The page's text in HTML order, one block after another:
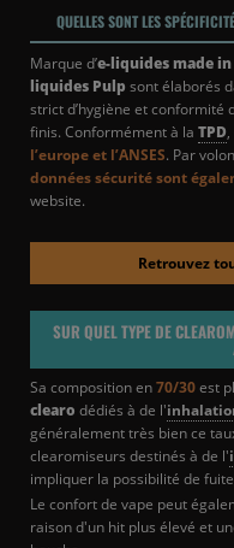
QUELLES SONT LES
Marque d’e-liquides made in
liquides Pulp sont élaborés
strict d’hygiène et
finis. Conformément à la TPD
l’europe et l’ANSES. Par
données sécurité sont
website.
Retrouvez
SUR QUEL TYPE DE
Sa composition en70/30est
clearo dédiés à de l'
généralement très bien ce
clearomiseurs destinés à de l'
impliquer la possibilité de
Le confort de vape peut
raison d'un hit plus élevé et